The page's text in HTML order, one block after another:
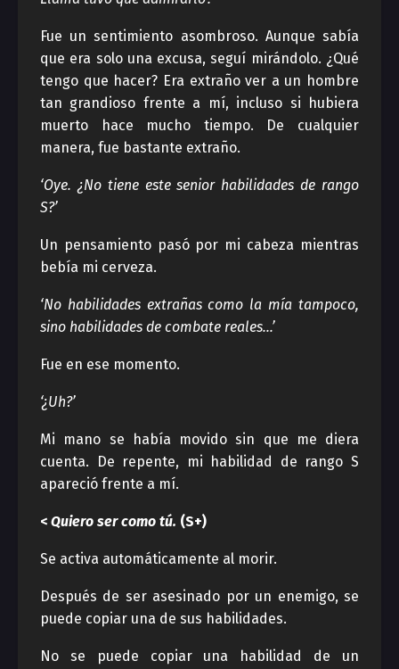
Fue un sentimiento asombroso. Aunque sabía
que era solo una excusa, seguí mirándolo. ¿Qué
tengo que hacer? Era extraño ver a un hombre
tan grandioso frente a mí, incluso si hubiera
muerto hace mucho tiempo. De cualquier
manera, fue bastante extraño.
‘Oye. ¿No tiene este senior habilidades de rango
S?’
Un pensamiento pasó por mi cabeza mientras
bebía mi cerveza.
‘No habilidades extrañas como la mía tampoco,
sino habilidades de combate reales…’
Fue en ese momento.
‘¿Uh?’
Mi mano se había movido sin que me diera
cuenta. De repente, mi habilidad de rango S
apareció frente a mí.
< Quiero ser como tú. (S+)
Se activa automáticamente al morir.
Después de ser asesinado por un enemigo, se
puede copiar una de sus habilidades.
No se puede copiar una habilidad de un